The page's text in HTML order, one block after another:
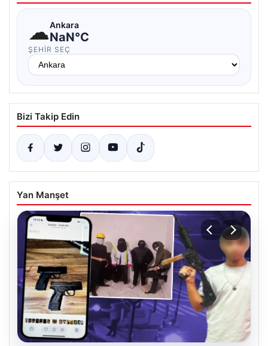
☁Ankara
NaN°C
ŞEHIR SEÇ
Bizi Takip Edin
Yan Manşet